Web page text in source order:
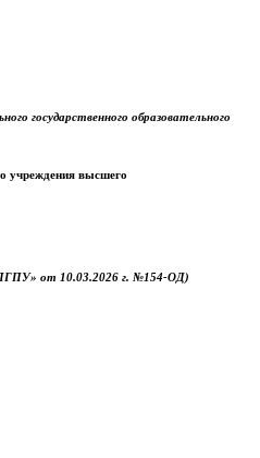
государственного образовательного
учреждения высшего
от 10.03.2026 г. №154-ОД)